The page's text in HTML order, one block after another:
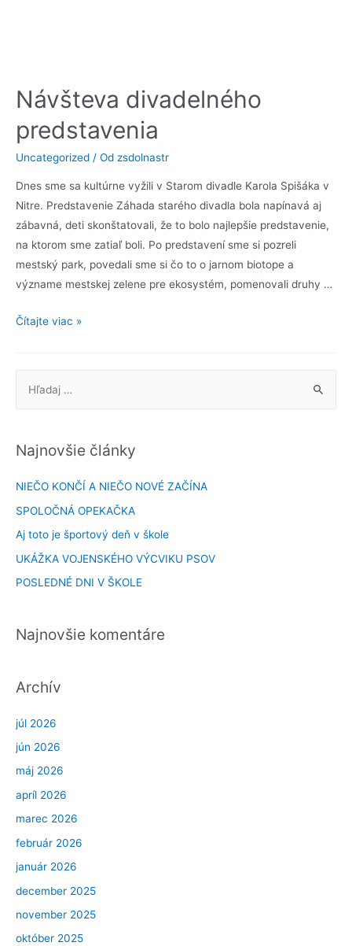
Návšteva divadelného
predstavenia
Uncategorized / Od zsdolnastr
Dnes sme sa kultúrne vyžili v Starom divadle Karola Spišáka v
Nitre. Predstavenie Záhada starého divadla bola napínavá aj
zábavná, deti skonštatovali, že to bolo najlepšie predstavenie,
na ktorom sme zatiaľ boli. Po predstavení sme si pozreli
mestský park, povedali sme si čo to o jarnom biotope a
význame mestskej zelene pre ekosystém, pomenovali druhy …
Čítajte viac »
Najnovšie články
NIEČO KONČÍ A NIEČO NOVÉ ZAČÍNA
SPOLOČNÁ OPEKAČKA
Aj toto je športový deň v škole
UKÁŽKA VOJENSKÉHO VÝCVIKU PSOV
POSLEDNÉ DNI V ŠKOLE
Najnovšie komentáre
Archív
júl 2026
jún 2026
máj 2026
apríl 2026
marec 2026
február 2026
január 2026
december 2025
november 2025
október 2025